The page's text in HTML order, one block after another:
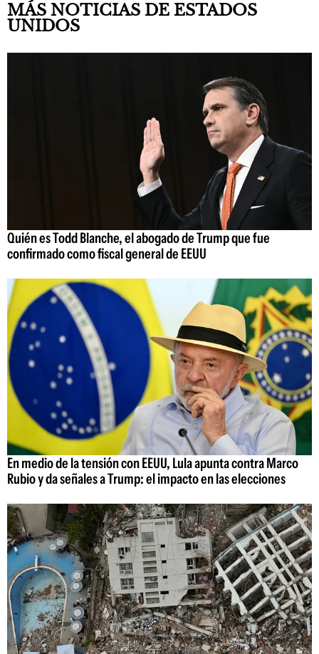
MÁS NOTICIAS DE ESTADOS
UNIDOS
Quién es Todd Blanche, el abogado de Trump que fue
confirmado como fiscal general de EEUU
En medio de la tensión con EEUU, Lula apunta contra Marco
Rubio y da señales a Trump: el impacto en las elecciones